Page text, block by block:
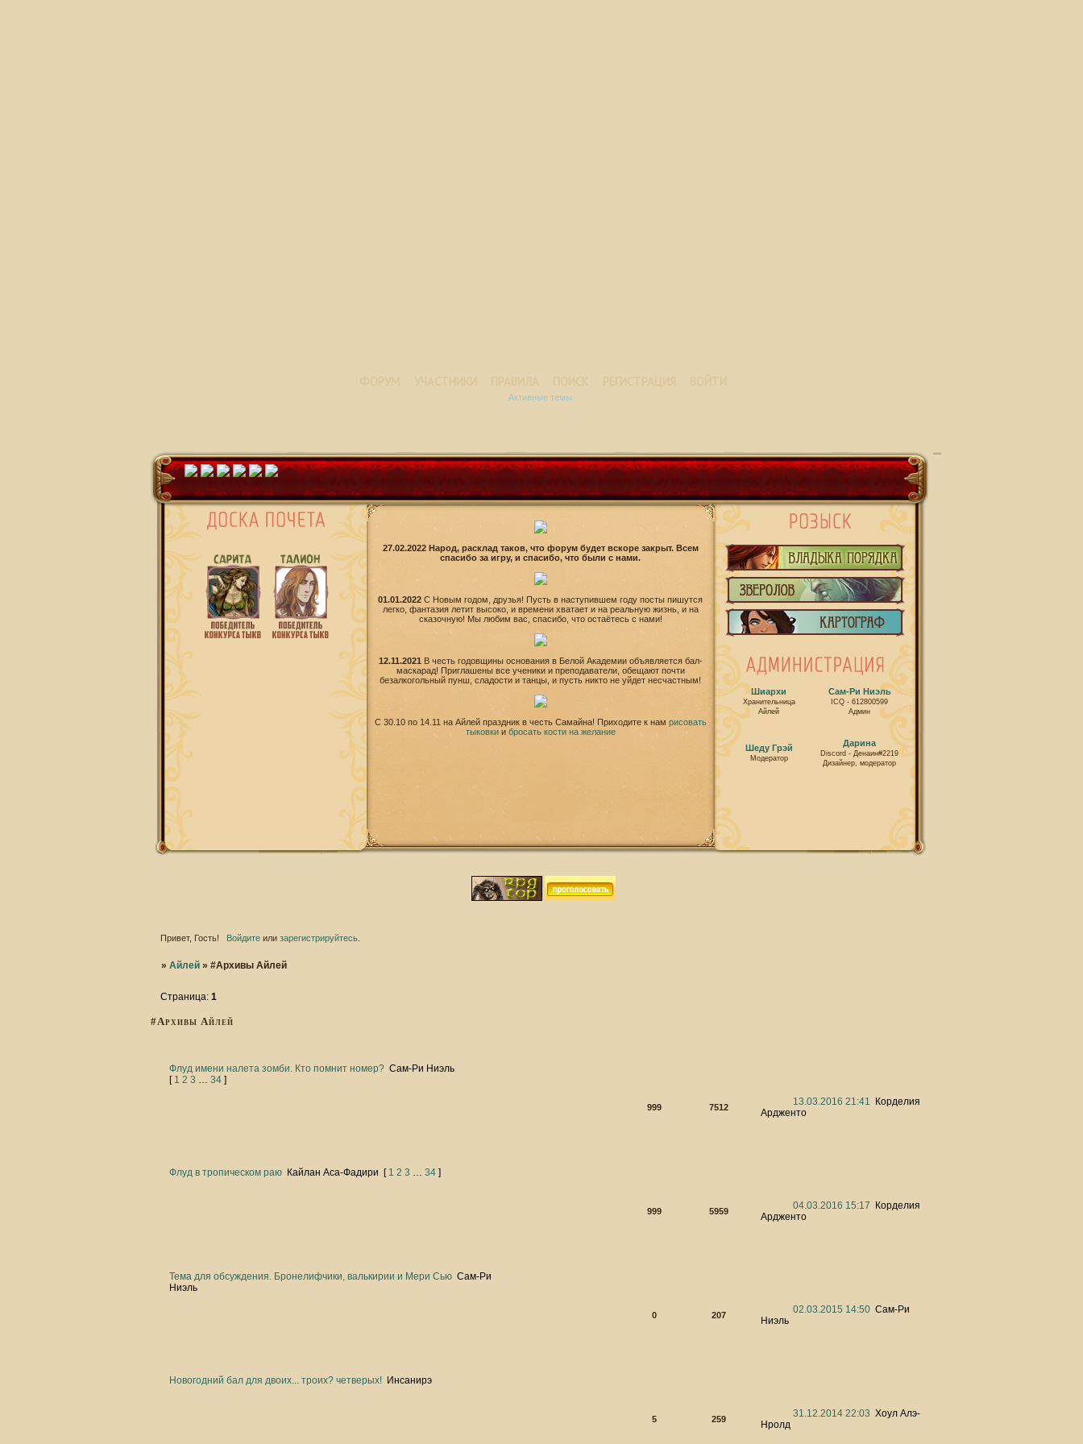
Активные темы
27.02.2022 Народ, расклад таков, что форум будет вскоре закрыт. Всем
спасибо за игру, и спасибо, что были с нами.
01.01.2022 С Новым годом, друзья! Пусть в наступившем году посты пишутся
легко, фантазия летит высоко, и времени хватает и на реальную жизнь, и на
сказочную! Мы любим вас, спасибо, что остаётесь с нами!
12.11.2021
В честь годовщины основания в Белой Академии объявляется бал-
маскарад! Приглашены все ученики и преподаватели, обещают почти
безалкогольный пунш, сладости и танцы, и пусть никто не уйдет несчастным!
С 30.10 по 14.11 на Айлей праздник в честь Самайна! Приходите к нам рисовать
тыковкии бросать кости на желание
Шиархи
Хранительница
Айлей
Сам-Ри Ниэль
ICQ - 612800599
Админ
Шеду Грэй
Модератор
Дарина
Discord - Денаин#2219
Дизайнер, модератор
Привет, Гость! Войдитеили зарегистрируйтесь.
»Айлей »#Архивы Айлей
#Архивы Айлей
Страница:1
Флуд имени налета зомби. Кто помнит номер? Сам-Ри Ниэль
[ 1 2 3 … 34 ]
999 7512 13.03.2016 21:41
Корделия
Ардженто
Флуд в тропическом раю Кайлан Аса-Фадири [ 1 2 3 … 34 ]
999 5959 04.03.2016 15:17
Корделия
Ардженто
Тема для обсуждения. Бронелифчики, валькирии и Мери Сью Сам-Ри
Ниэль
0 207 02.03.2015 14:50 Сам-Ри
Ниэль
Новогодний бал для двоих... троих? четверых! Инсанирэ
5 259 31.12.2014 22:03 Хоул Алэ-
Нролд